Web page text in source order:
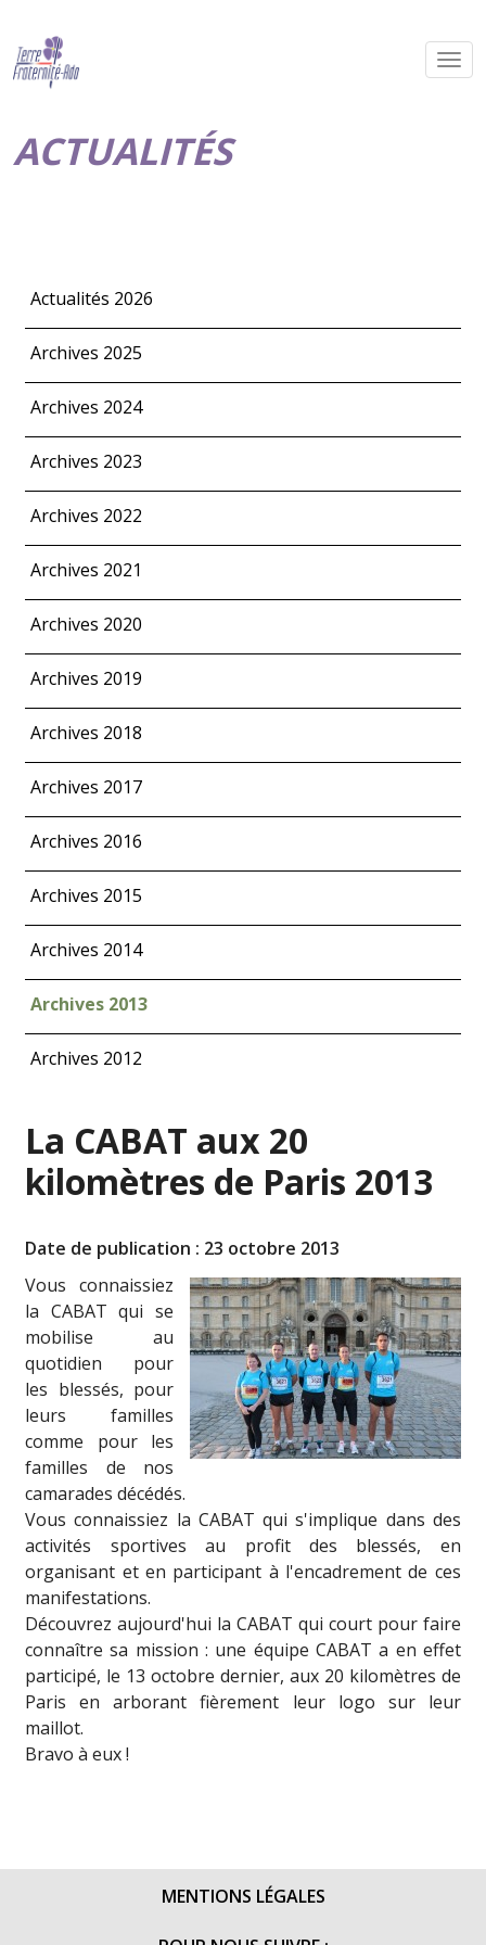
ACTUALITÉS
Actualités 2026
Archives 2025
Archives 2024
Archives 2023
Archives 2022
Archives 2021
Archives 2020
Archives 2019
Archives 2018
Archives 2017
Archives 2016
Archives 2015
Archives 2014
Archives 2013
Archives 2012
La CABAT aux 20
kilomètres de Paris 2013
Date de publication : 23 octobre 2013
Vous connaissiez
la CABAT qui se
mobilise au
quotidien pour
les blessés, pour
leurs familles
comme pour les
familles de nos
camarades décédés.
Vous connaissiez la CABAT qui s'implique dans des
activités sportives au profit des blessés, en
organisant et en participant à l'encadrement de ces
manifestations.
Découvrez aujourd'hui la CABAT qui court pour faire
connaître sa mission : une équipe CABAT a en effet
participé, le 13 octobre dernier, aux 20 kilomètres de
Paris en arborant fièrement leur logo sur leur
maillot.
Bravo à eux !
MENTIONS LÉGALES